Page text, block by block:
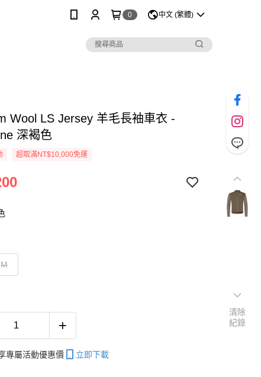
0 中文 (繁體)
Wool LS Jersey 羊毛長袖車衣 -
深褐色
超取滿NT$10,000免運
M
專屬活動優惠價 立即下載
清除
紀錄